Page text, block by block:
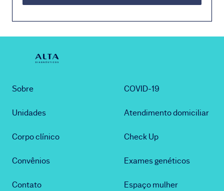
Sobre
Unidades
Corpo clínico
Convênios
Contato
COVID-19
Atendimento domiciliar
Check Up
Exames genéticos
Espaço mulher